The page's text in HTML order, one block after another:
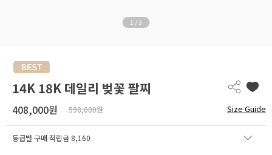
1 / 3
14K 18K 데일리 벚꽃 팔찌
408,000원 598,000원 Size Guide
등급별 구매 적립금 8,160